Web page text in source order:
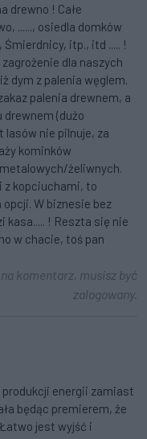
drewno ! Całe
......, osiedla domków
Śmierdnicy, itp., itd ..... !
dla naszych
dym z palenia węglem.
palenia drewnem, a
drewnem (dużo
lasów nie pilnuje, za
kominków
żeliwnych.
z kopciuchami, to
W biznesie bez
kasa..... ! Reszta się nie
w chacie, toś pan
komentarz, musisz być
zalogowany.
produkcji energii zamiast
będąc premierem, że
jest wyjść i